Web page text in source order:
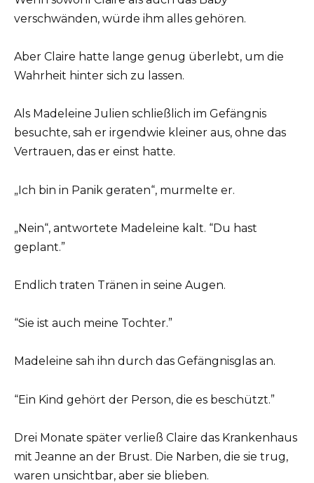
verschwänden, würde ihm alles gehören.
Aber Claire hatte lange genug überlebt, um die
Wahrheit hinter sich zu lassen.
Als Madeleine Julien schließlich im Gefängnis
besuchte, sah er irgendwie kleiner aus, ohne das
Vertrauen, das er einst hatte.
„Ich bin in Panik geraten“, murmelte er.
„Nein“, antwortete Madeleine kalt. “Du hast
geplant.”
Endlich traten Tränen in seine Augen.
“Sie ist auch meine Tochter.”
Madeleine sah ihn durch das Gefängnisglas an.
“Ein Kind gehört der Person, die es beschützt.”
Drei Monate später verließ Claire das Krankenhaus
mit Jeanne an der Brust. Die Narben, die sie trug,
waren unsichtbar, aber sie blieben.